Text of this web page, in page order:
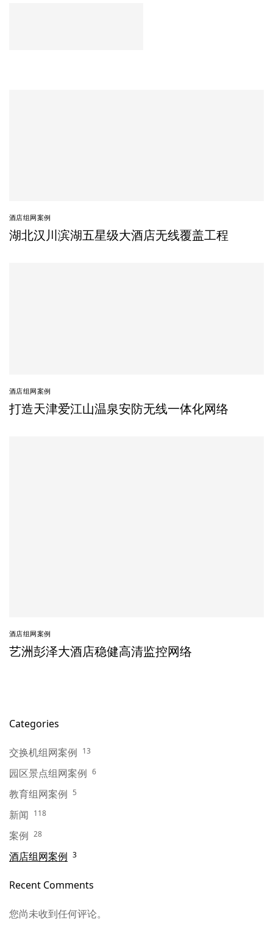
酒店组网案例
湖北汉川滨湖五星级大酒店无线覆盖工程
酒店组网案例
打造天津爱江山温泉安防无线一体化网络
酒店组网案例
艺洲彭泽大酒店稳健高清监控网络
Categories
交换机组网案例 13
园区景点组网案例 6
教育组网案例 5
新闻 118
案例 28
酒店组网案例 3
Recent Comments
您尚未收到任何评论。